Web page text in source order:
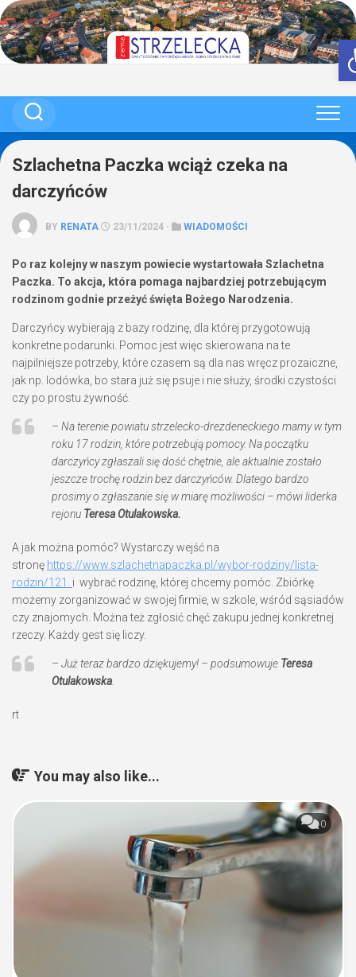
Skip
to
content
Szlachetna Paczka wciąż czeka na
darczyńców
BY RENATA 23/11/2024 · WIADOMOŚCI
Po raz kolejny w naszym powiecie wystartowała Szlachetna
Paczka. To akcja, która pomaga najbardziej potrzebującym
rodzinom godnie przeżyć święta Bożego Narodzenia.
Darczyńcy wybierają z bazy rodzinę, dla której przygotowują
konkretne podarunki. Pomoc jest więc skierowana na te
najpilniejsze potrzeby, które czasem są dla nas wręcz prozaiczne,
jak np. lodówka, bo stara już się psuje i nie służy, środki czystości
czy po prostu żywność.
– Na terenie powiatu strzelecko-drezdeneckiego mamy w tym
roku 17 rodzin, które potrzebują pomocy. Na początku
darczyńcy zgłaszali się dość chętnie, ale aktualnie zostało
jeszcze trochę rodzin bez darczyńców. Dlatego bardzo
prosimy o zgłaszanie się w miarę możliwości – mówi liderka
rejonu Teresa Otulakowska.
A jak można pomóc? Wystarczy wejść na
stronę https://www.szlachetnapaczka.pl/wybor-rodziny/lista-
rodzin/121 i wybrać rodzinę, której chcemy pomóc. Zbiórkę
możemy zorganizować w swojej firmie, w szkole, wśród sąsiadów
czy znajomych. Można też zgłosić chęć zakupu jednej konkretnej
rzeczy. Każdy gest się liczy.
– Już teraz bardzo dziękujemy! – podsumowuje Teresa
Otulakowska
rt
You may also like...
0